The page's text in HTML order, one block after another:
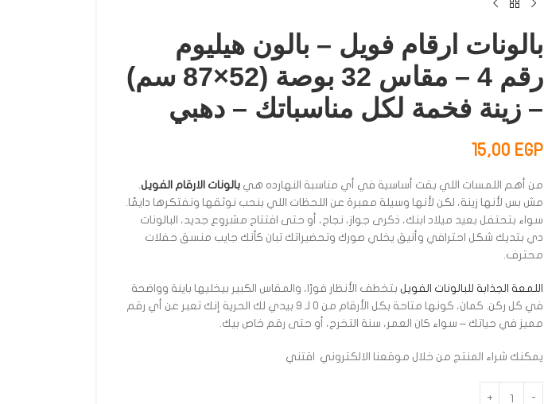
بالونات ارقام فويل – بالون هيليوم
رقم 4 – مقاس 32 بوصة (52×87 سم)
– زينة فخمة لكل مناسباتك – دهبي
15,00 EGP
من أهم اللمسات اللي بقت أساسية في أي مناسبة النهارده هي بالونات الارقام الفويل.
مش بس لأنها زينة، لكن لأنها وسيلة معبرة عن اللحظات اللي بنحب نوثقها ونفتكرها دايمًا.
سواء بتحتفل بعيد ميلاد ابنك، ذكرى جواز، نجاح، أو حتى افتتاح مشروع جديد، البالونات
دي بتديك شكل احترافي وأنيق يخلي صورك وتحضيراتك تبان كأنك جايب منسق حفلات
محترف.
اللمعة الجذابة للبالونات الفويل بتخطف الأنظار فورًا، والمقاس الكبير بيخليها باينة وواضحة
في كل ركن. كمان، كونها متاحة بكل الأرقام من 0 لـ 9 بيدي لك الحرية إنك تعبر عن أي رقم
مميز في حياتك – سواء كان العمر، سنة التخرج، أو حتى رقم خاص بيك.
يمكنك شراء المنتج من خلال موقعنا الالكتروني اقتني